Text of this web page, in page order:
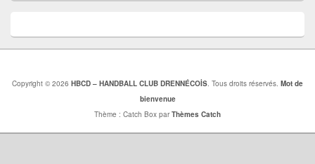
Copyright © 2026 HBCD – HANDBALL CLUB DRENNÉCOİS. Tous droits réservés. Mot de
bienvenue
Thème : Catch Box parThèmes Catch